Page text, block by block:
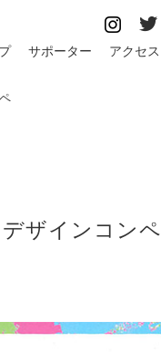
サポーター アクセス
デザインコンペ